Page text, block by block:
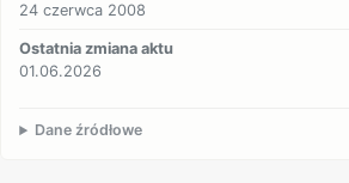
24 czerwca 2008
Ostatnia zmiana aktu
01.06.2026
Dane źródłowe